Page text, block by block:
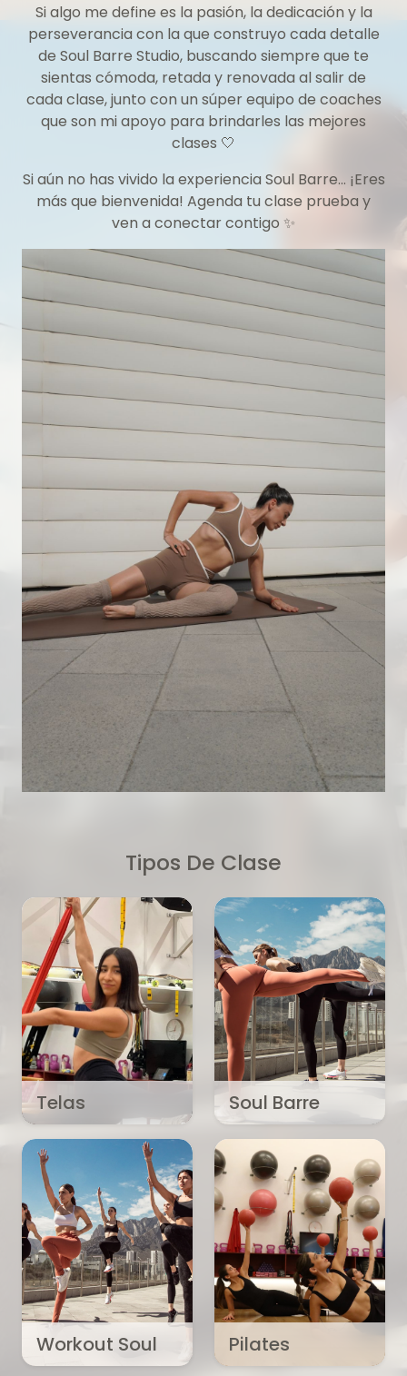
Si algo me define es la pasión, la dedicación y la
perseverancia con la que construyo cada detalle
de Soul Barre Studio, buscando siempre que te
sientas cómoda, retada y renovada al salir de
cada clase, junto con un súper equipo de coaches
que son mi apoyo para brindarles las mejores
clases 🤍
Si aún no has vivido la experiencia Soul Barre… ¡Eres
más que bienvenida! Agenda tu clase prueba y
ven a conectar contigo ✨
Tipos De Clase
Telas Soul Barre
Workout Soul Pilates